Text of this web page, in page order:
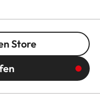
Store